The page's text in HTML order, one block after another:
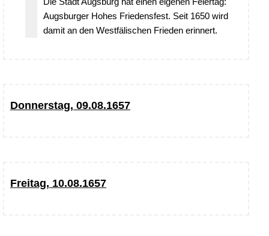
Augsburger Hohes Friedensfest. Seit 1650 wird
damit an den Westfälischen Frieden erinnert.
Donnerstag, 09.08.1657
Freitag, 10.08.1657